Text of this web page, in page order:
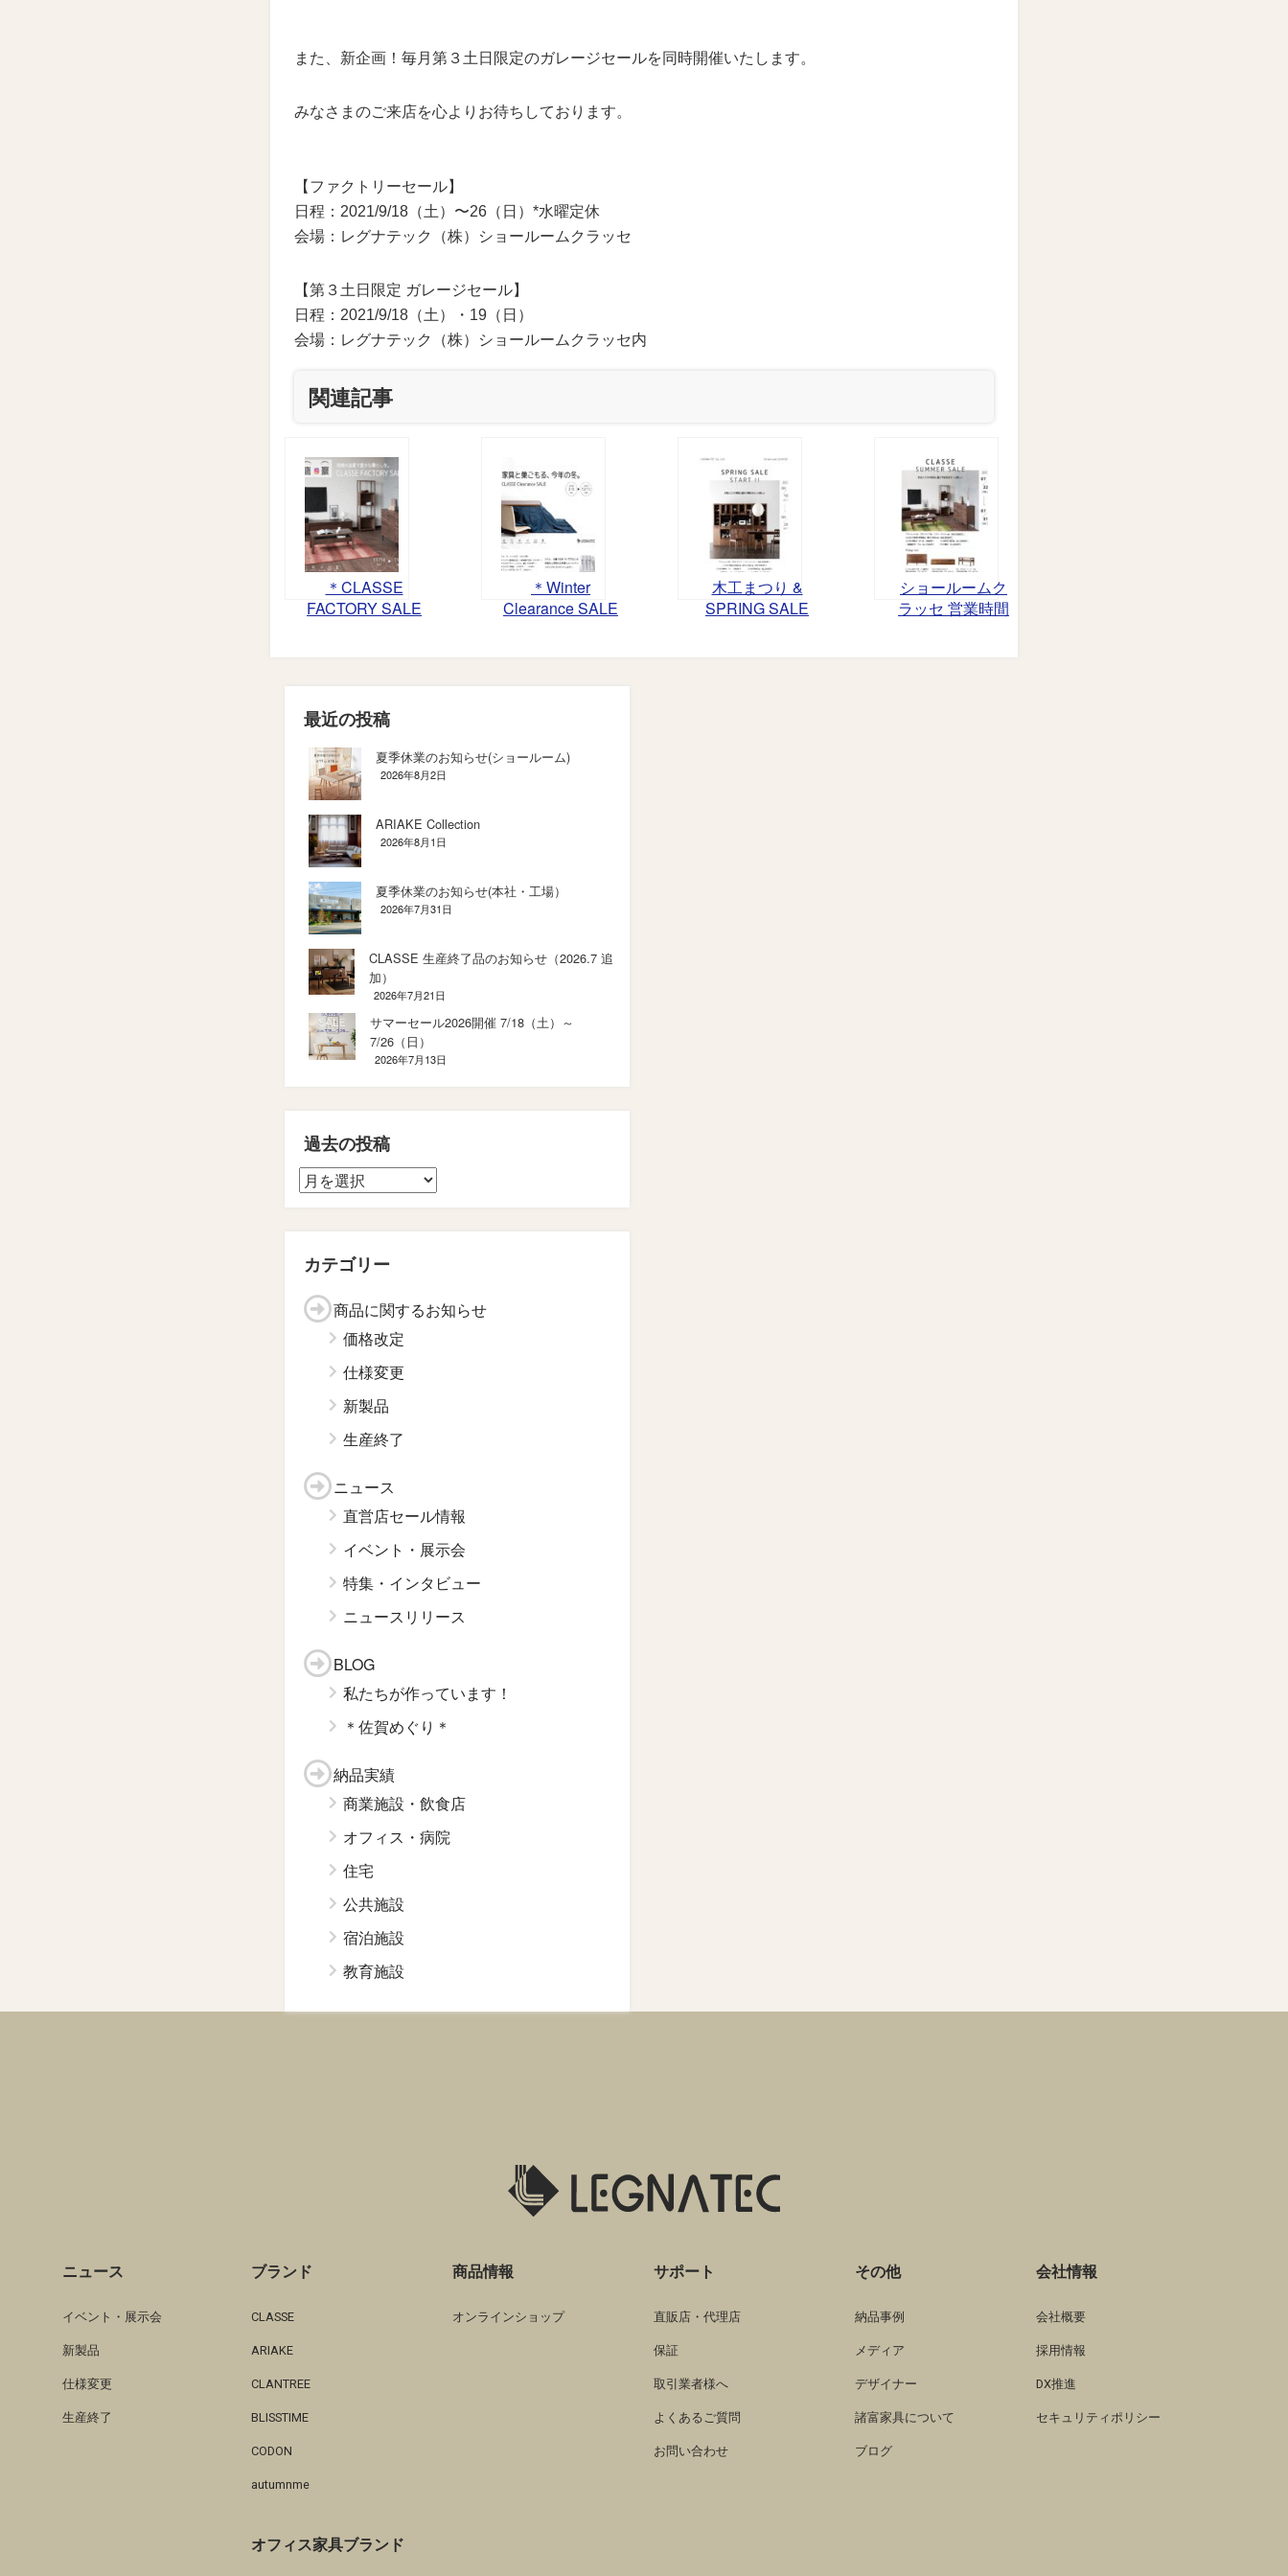
また、新企画！毎月第３土日限定のガレージセールを同時開催いたします。
みなさまのご来店を心よりお待ちしております。
【ファクトリーセール】
日程：2021/9/18（土）〜26（日）*水曜定休
会場：レグナテック（株）ショールームクラッセ
【第３土日限定 ガレージセール】
日程：2021/9/18（土）・19（日）
会場：レグナテック（株）ショールームクラッセ内
関連記事
＊CLASSE
FACTORY SALE
＊Winter
Clearance SALE
木工まつり &
SPRING SALE
ショールームク
ラッセ 営業時間
最近の投稿
夏季休業のお知らせ(ショールーム)
2026年8月2日
ARIAKE Collection
2026年8月1日
夏季休業のお知らせ(本社・工場）
2026年7月31日
CLASSE 生産終了品のお知らせ（2026.7 追
加）
2026年7月21日
サマーセール2026開催 7/18（土）～
7/26（日）
2026年7月13日
過去の投稿
カテゴリー
商品に関するお知らせ
価格改定
仕様変更
新製品
生産終了
ニュース
直営店セール情報
イベント・展示会
特集・インタビュー
ニュースリリース
BLOG
私たちが作っています！
＊佐賀めぐり＊
納品実績
商業施設・飲食店
オフィス・病院
住宅
公共施設
宿泊施設
教育施設
ニュース
イベント・展示会
新製品
仕様変更
生産終了
ブランド
CLASSE
ARIAKE
CLANTREE
BLISSTIME
CODON
autumnme
オフィス家具ブランド
商品情報
オンラインショップ
サポート
直販店・代理店
保証
取引業者様へ
よくあるご質問
お問い合わせ
その他
納品事例
メディア
デザイナー
諸富家具について
ブログ
会社情報
会社概要
採用情報
DX推進
セキュリティポリシー